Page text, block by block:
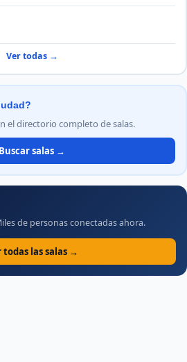
Ver todas →
el directorio completo de salas.
Buscar salas →
de personas conectadas ahora.
todas las salas →